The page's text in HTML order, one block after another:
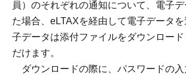
員）のそれぞれの通知について、電子
た場合、eLTAXを経由して電子データ
子データは添付ファイルをダウンロー
だけます。
ダウンロードの際に、パスワードの入